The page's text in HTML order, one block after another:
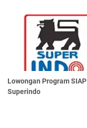
Lowongan Program SIAP
Superindo